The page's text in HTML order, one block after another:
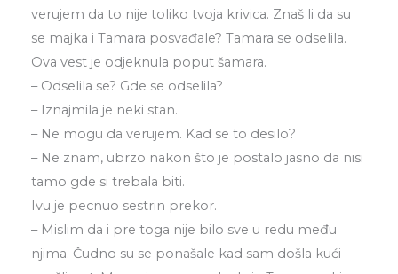
verujem da to nije toliko tvoja krivica. Znaš li da su
se majka i Tamara posvađale? Tamara se odselila.
Ova vest je odjeknula poput šamara.
– Odselila se? Gde se odselila?
– Iznajmila je neki stan.
– Ne mogu da verujem. Kad se to desilo?
– Ne znam, ubrzo nakon što je postalo jasno da nisi
tamo gde si trebala biti.
Ivu je pecnuo sestrin prekor.
– Mislim da i pre toga nije bilo sve u redu među
njima. Čudno su se ponašale kad sam došla kući